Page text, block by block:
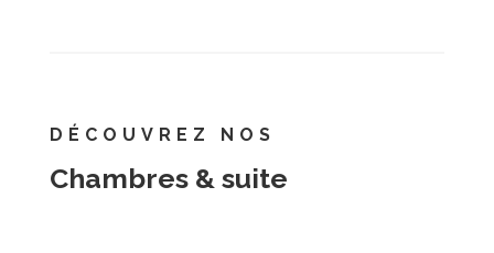
DÉCOUVREZ NOS
Chambres & suite